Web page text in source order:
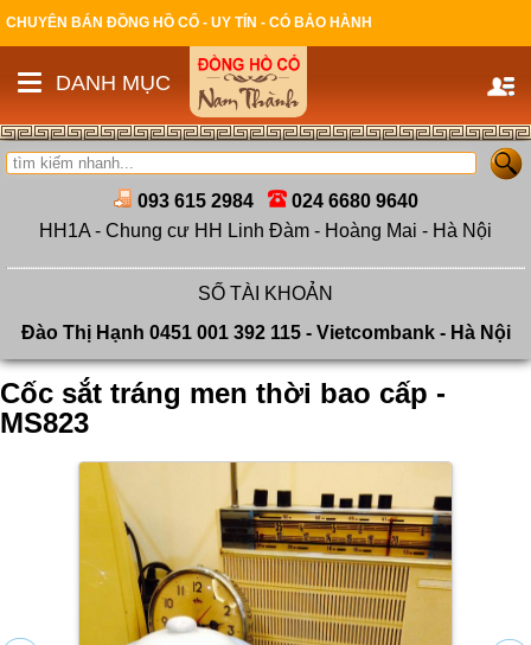
CHUYÊN BÁN ĐỒNG HỒ CỔ - UY TÍN - CÓ BẢO HÀNH
DANH MỤC
093 615 2984
024 6680 9640
HH1A - Chung cư HH Linh Đàm - Hoàng Mai - Hà Nội
SỐ TÀI KHOẢN
Đào Thị Hạnh 0451 001 392 115 - Vietcombank - Hà Nội
Cốc sắt tráng men thời bao cấp -
MS823